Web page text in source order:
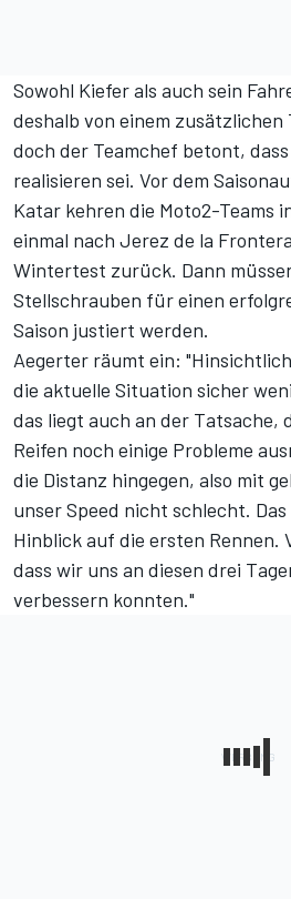
Sowohl Kiefer als auch sein
deshalb von einem
doch der Teamchef betont,
realisieren sei. Vor dem
Katar kehren die Moto2-Teams
einmal nach Jerez de la
Wintertest zurück. Dann
Stellschrauben für einen
Saison justiert werden.
Aegerter räumt ein:
die aktuelle Situation sicher
das liegt auch an der Tatsache,
Reifen noch einige Probleme
die Distanz hingegen, also mit
unser Speed nicht schlecht.
Hinblick auf die ersten Rennen.
dass wir uns an diesen drei
verbessern konnten."